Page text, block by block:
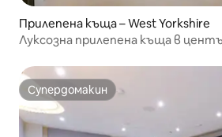
Прилепена къща – West Yorkshire
Луксозна прилепена къща в
Супердомакин
Супердомакин